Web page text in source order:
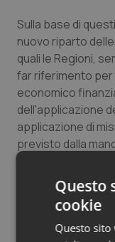
Sulla base di
nuovo riparto
quali le Regioni,
far riferimento per
economico
dell'applicazione
applicazione di
previsto dalla
E proprio questa
che, infatti, pone
Regioni di
euro tra le
Questo
cookie
Questo sito